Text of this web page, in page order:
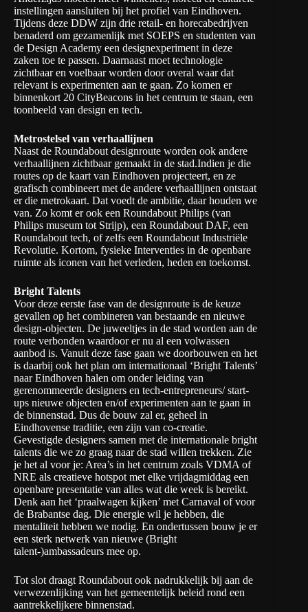
instellingen aansluiten bij het profiel van Eindhoven.
Tijdens deze DDW zijn drie retail- en horecabedrijven
benaderd om gezamenlijk met SOEPS en studenten van
de Design Academy een designexperiment in deze
zaken toe te passen. Daarnaast moet technologie
zichtbaar en voelbaar worden door overal waar dat
relevant is experimenten aan te gaan. Zo komen er
binnenkort 20 CityBeacons in het centrum te staan, een
toonbeeld van design en tech.
Metrostelsel van verhaallijnen
Naast de Roundabout designroute worden ook andere
verhaallijnen zichtbaar gemaakt in de stad.Indien je die
routes op de kaart van Eindhoven projecteert, en ze
grafisch combineert met de andere verhaallijnen ontstaat
er die metrokaart. Dat voedt de ambitie, daar houden we
van. Zo komt er ook een Roundabout Philips (van
Philips museum tot Strijp), een Roundabout DAF, een
Roundabout tech, of zelfs een Roundabout Industriële
Revolutie. Kortom, fysieke Interventies in de openbare
ruimte als iconen van het verleden, heden en toekomst.
Bright Talents
Voor deze eerste fase van de designroute is de keuze
gevallen op het combineren van bestaande en nieuwe
design-objecten. De juweeltjes in de stad worden aan de
route verbonden waardoor er nu al een volwassen
aanbod is. Vanuit deze fase gaan we doorbouwen en het
is daarbij ook het plan om internationaal ‘Bright Talents’
naar Eindhoven halen om onder leiding van
gerenommeerde designers en tech-entrepreneurs/ start-
ups nieuwe objecten en/of experimenten aan te gaan in
de binnenstad. Dus de bouw zal er, geheel in
Eindhovense traditie, een zijn van co-creatie.
Gevestigde designers samen met de internationale bright
talents die we zo graag naar de stad willen trekken. Zie
je het al voor je: Area’s in het centrum zoals VDMA of
NRE als creatieve hotspot met elke vrijdagmiddag een
openbare presentatie van alles wat die week is bereikt.
Denk aan het ‘praalwagen kijken’ met Carnaval of voor
de Brabantse dag. Die energie wil je hebben, die
mentaliteit hebben we nodig. En ondertussen bouw je er
een sterk netwerk van nieuwe (Bright
talent-)ambassadeurs mee op.
Tot slot draagt Roundabout ook nadrukkelijk bij aan de
verwezenlijking van het gemeentelijk beleid rond een
aantrekkelijkere binnenstad.